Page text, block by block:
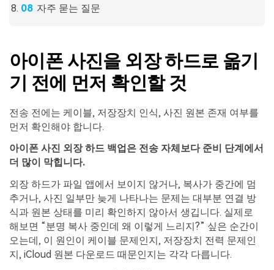
자주 묻는 질문
아이폰 사진을 외장 하드로 옮기
기 전에 먼저 확인할 것
전송 전에는 케이블, 저장장치 인식, 사진 원본 존재 여부를
먼저 확인해야 합니다.
아이폰 사진 외장 하드 백업은 전송 자체보다 준비 단계에서
더 많이 막힙니다.
외장 하드가 파일 앱에서 보이지 않거나, 복사가 중간에 멈
추거나, 사진 일부만 늦게 나타나는 문제는 대부분 연결 방
식과 원본 상태를 미리 확인하지 않아서 생깁니다. 실제로
해보면 “분명 복사 중인데 왜 이렇게 느리지?” 싶은 순간이
오는데, 이 원인이 케이블 문제인지, 저장장치 전력 문제인
지, iCloud 원본 다운로드 때문인지는 각각 다릅니다.